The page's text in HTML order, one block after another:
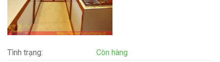
Tình trạng:
Còn hàng